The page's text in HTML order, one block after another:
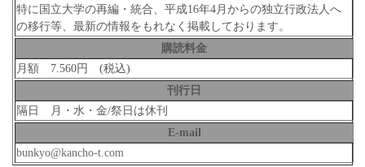
特に国立大学の再編・統合、平成16年4月からの独立行政法人へ
の移行等、最新の情報をもれなく掲載しております。
購読料金
月額 7.560円 (税込)
刊行日
隔日 月・水・金/祭日は休刊
E-mail
bunkyo@kancho-t.com